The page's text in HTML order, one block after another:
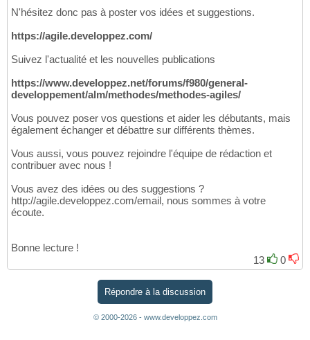
N'hésitez donc pas à poster vos idées et suggestions.
https://agile.developpez.com/
Suivez l'actualité et les nouvelles publications
https://www.developpez.net/forums/f980/general-
developpement/alm/methodes/methodes-agiles/
Vous pouvez poser vos questions et aider les débutants, mais
également échanger et débattre sur différents thèmes.
Vous aussi, vous pouvez rejoindre l'équipe de rédaction et
contribuer avec nous !
Vous avez des idées ou des suggestions ?
http://agile.developpez.com/email, nous sommes à votre
écoute.
Bonne lecture !
13
0
Répondre à la discussion
© 2000-2026 - www.developpez.com